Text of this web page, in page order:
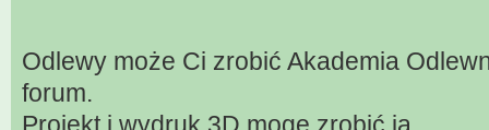
Odlewy może Ci zrobić Akademia
forum.